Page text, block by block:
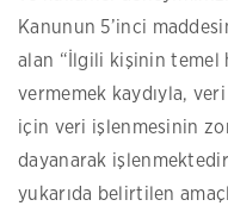
Kanunun 5’inci
alan “İlgili kişinin temel
vermemek kaydıyla,
için veri işlenmesinin
dayanarak
yukarıda belirtilen